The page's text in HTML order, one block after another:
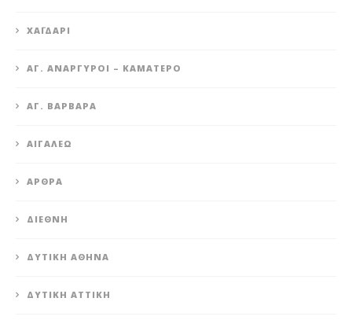
XΑΪΔΆΡΙ
ΆΓ. ΑΝΆΡΓΥΡΟΙ – KΑΜΑΤΕΡΌ
ΑΓ. ΒΑΡΒΆΡΑ
ΑΙΓΆΛΕΩ
ΆΡΘΡΑ
ΔΙΕΘΝΉ
ΔΥΤΙΚΉ ΑΘΉΝΑ
ΔΥΤΙΚΉ ΑΤΤΙΚΉ